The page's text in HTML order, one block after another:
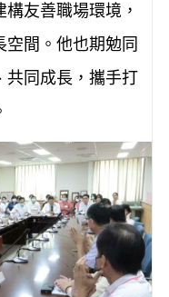
友善職場環境，
間。他也期勉同
共同成長，攜手打